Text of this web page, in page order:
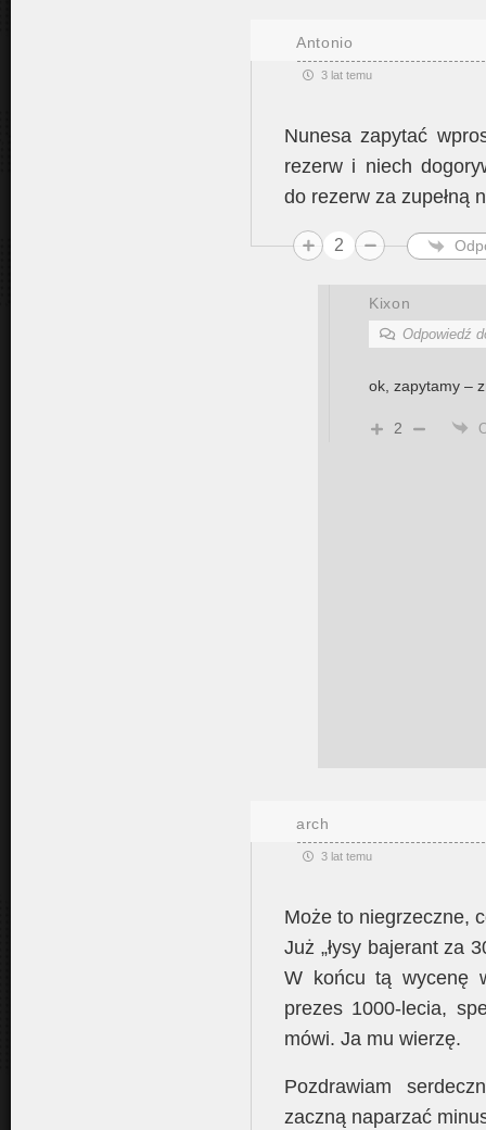
Antonio
3 lat temu
Nunesa zapytać
rezerw i niech
do rezerw za zupełną
2
Kixon
Odpowiedź
ok, zapytamy –
2
arch
3 lat temu
Może to niegrzeczne,
Już „łysy bajerant za
W końcu tą wycenę
prezes 1000-lecia,
mówi. Ja mu wierzę.
Pozdrawiam
zaczną naparzać